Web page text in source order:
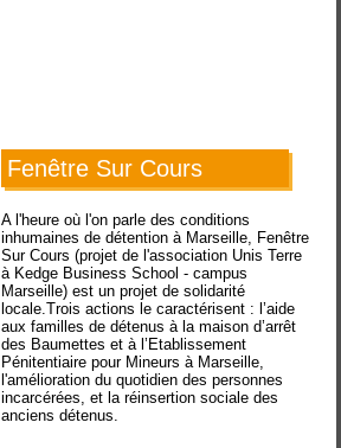
Fenêtre Sur Cours
A l'heure où l'on parle des conditions
inhumaines de détention à Marseille, Fenêtre
Sur Cours (projet de l'association Unis Terre
à Kedge Business School - campus
Marseille) est un projet de solidarité
locale.Trois actions le caractérisent : l’aide
aux familles de détenus à la maison d’arrêt
des Baumettes et à l’Etablissement
Pénitentiaire pour Mineurs à Marseille,
l'amélioration du quotidien des personnes
incarcérées, et la réinsertion sociale des
anciens détenus.